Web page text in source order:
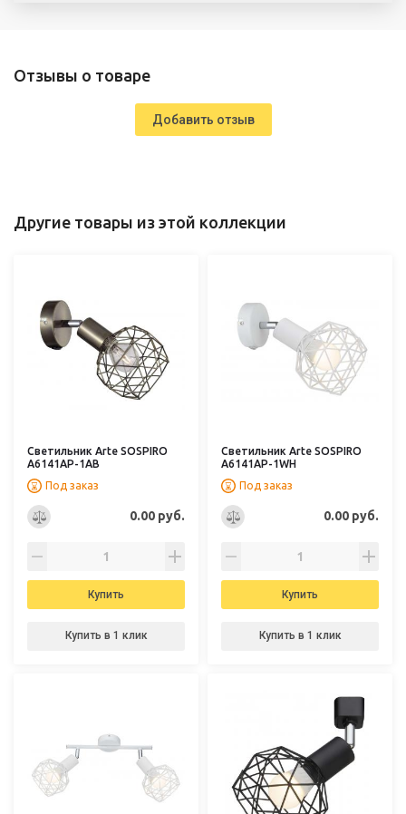
Отзывы о товаре
Добавить отзыв
Другие товары из этой коллекции
Светильник Arte SOSPIRO
A6141AP-1AB
Под заказ
0.00 руб.
Купить
Купить в 1 клик
Светильник Arte SOSPIRO
A6141AP-1WH
Под заказ
0.00 руб.
Купить
Купить в 1 клик